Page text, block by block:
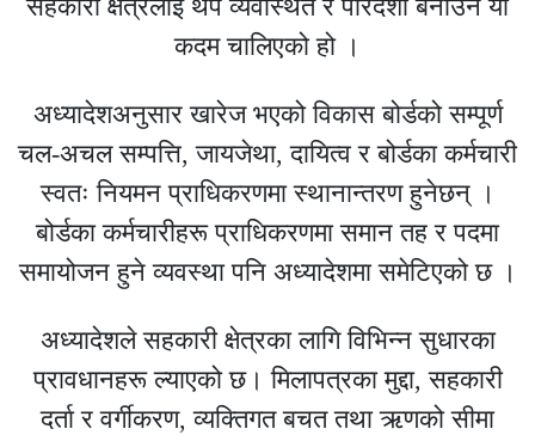
सहकारी क्षेत्रलाई थप व्यवस्थित र पारदर्शी बनाउन यो
कदम चालिएको हो ।
अध्यादेशअनुसार खारेज भएको विकास बोर्डको सम्पूर्ण
चल-अचल सम्पत्ति, जायजेथा, दायित्व र बोर्डका कर्मचारी
स्वतः नियमन प्राधिकरणमा स्थानान्तरण हुनेछन् ।
बोर्डका कर्मचारीहरू प्राधिकरणमा समान तह र पदमा
समायोजन हुने व्यवस्था पनि अध्यादेशमा समेटिएको छ ।
अध्यादेशले सहकारी क्षेत्रका लागि विभिन्न सुधारका
प्रावधानहरू ल्याएको छ। मिलापत्रका मुद्दा, सहकारी
दर्ता र वर्गीकरण, व्यक्तिगत बचत तथा ऋणको सीमा